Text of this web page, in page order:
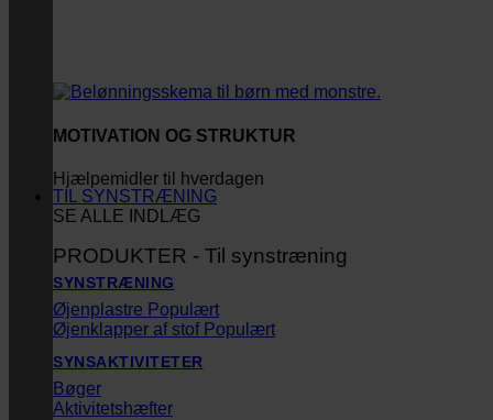
MOTIVATION OG STRUKTUR
Hjælpemidler til hverdagen
SE ALLE INDLÆG
TIL SYNSTRÆNING
PRODUKTER - Til synstræning
SYNSTRÆNING
Øjenplastre
Øjenklapper af stof
SYNSAKTIVITETER
Bøger
Aktivitetshæfter